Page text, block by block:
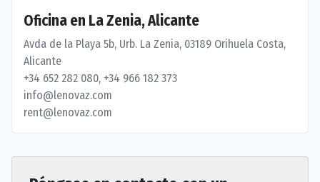
Oficina en La Zenia, Alicante
Avda de la Playa 5b, Urb. La Zenia, 03189 Orihuela Costa,
Alicante
+34 652 282 080, +34 966 182 373
info@lenovaz.com
rent@lenovaz.com